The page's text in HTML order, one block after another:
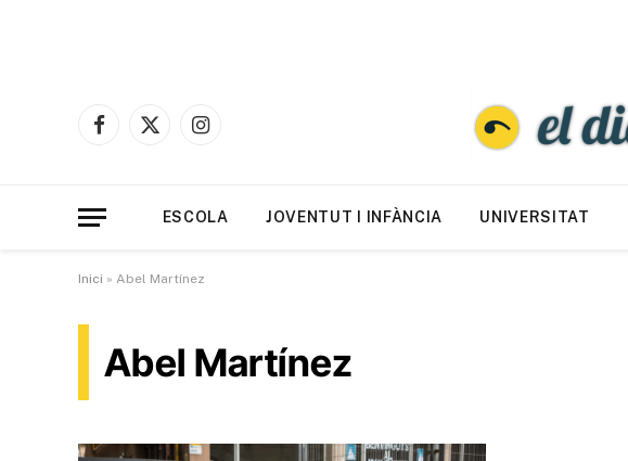
Facebook
X
Instagram
ESCOLA JOVENTUT I INFÀNCIA UNIVERSITAT
Inici » Abel Martínez
Abel Martínez